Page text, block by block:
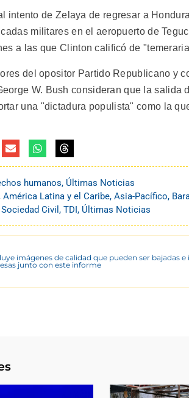
intento de Zelaya de regresar a
militares en el aeropuerto de
a las que Clinton calificó de
del opositor Partido Republicano y
W. Bush consideran que la salida
una "dictadura populista" como la
humanos, Últimas Noticias
América Latina y el Caribe, Asia-Pacífico,
Sociedad Civil , TDI, Últimas Noticias
imágenes de calidad que pueden ser bajadas
junto con este informe